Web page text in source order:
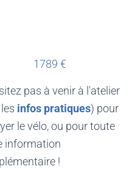
1789 €
pas à venir à l'atelier
infos pratiques) pour
le vélo, ou pour toute
information
!